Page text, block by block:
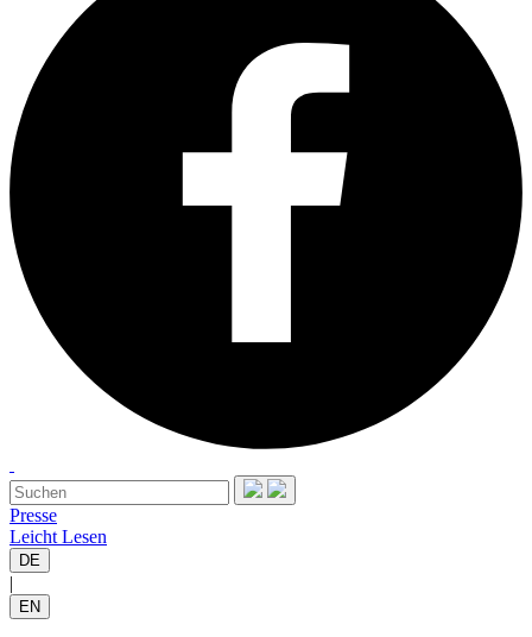
Presse
Leicht Lesen
DE
|
EN